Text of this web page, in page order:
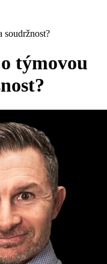
soudržnost?
týmovou